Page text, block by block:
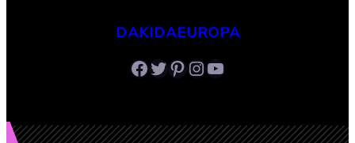
DAKIDAEUROPA
Facebook Twitter Pinterest InstagramYoutube